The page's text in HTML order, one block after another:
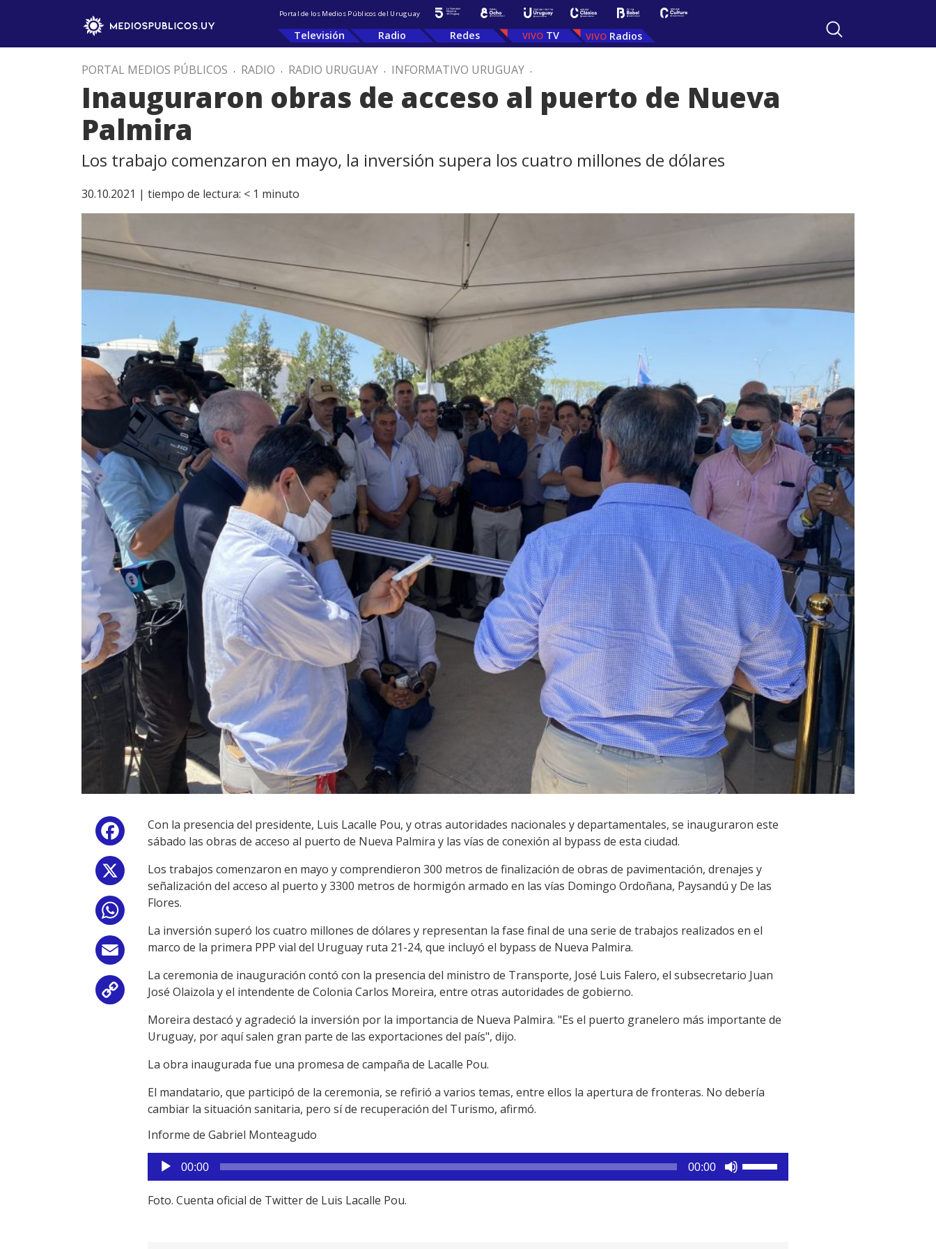
Portal de los Medios Públicos del Uruguay
Televisión Radio Redes TV Radios
PORTAL MEDIOS PÚBLICOS . RADIO . RADIO URUGUAY . INFORMATIVO URUGUAY .
Inauguraron obras de acceso al puerto de Nueva
Palmira
Los trabajo comenzaron en mayo, la inversión supera los cuatro millones de dólares
30.10.2021 | tiempo de lectura: < 1 minuto
Facebook
Email
Copy
Link
Con la presencia del presidente, Luis Lacalle Pou, y otras autoridades nacionales y departamentales, se inauguraron este
sábado las obras de acceso al puerto de Nueva Palmira y las vías de conexión al bypass de esta ciudad.
Los trabajos comenzaron en mayo y comprendieron 300 metros de finalización de obras de pavimentación, drenajes y
señalización del acceso al puerto y 3300 metros de hormigón armado en las vías Domingo Ordoñana, Paysandú y De las
Flores.
La inversión superó los cuatro millones de dólares y representan la fase final de una serie de trabajos realizados en el
marco de la primera PPP vial del Uruguay ruta 21-24, que incluyó el bypass de Nueva Palmira.
La ceremonia de inauguración contó con la presencia del ministro de Transporte, José Luis Falero, el subsecretario Juan
José Olaizola y el intendente de Colonia Carlos Moreira, entre otras autoridades de gobierno.
Moreira destacó y agradeció la inversión por la importancia de Nueva Palmira. "Es el puerto granelero más importante de
Uruguay, por aquí salen gran parte de las exportaciones del país", dijo.
La obra inaugurada fue una promesa de campaña de Lacalle Pou.
El mandatario, que participó de la ceremonia, se refirió a varios temas, entre ellos la apertura de fronteras. No debería
cambiar la situación sanitaria, pero sí de recuperación del Turismo, afirmó.
Informe de Gabriel Monteagudo
Reproductor
00:00 00:00
Foto. Cuenta oficial de Twitter de Luis Lacalle Pou.